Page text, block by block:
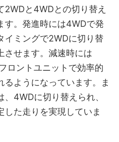
2WDと4WDとの切り替え
す。発進時には4WDで発
イミングで2WDに切り替
させます。減速時には
ロントユニットで効率的
るようになっています。ま
4WDに切り替えられ、
した走りを実現していま